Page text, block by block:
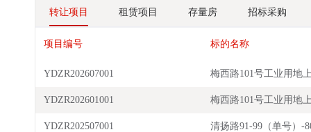
关于水岸佳苑D区16-1103房产的转让公告
转让项目 租赁项目 存量房 招标采购
项目编号 标的名称
YDZR202607001 梅西路101号工业用地
YDZR202601001 梅西路101号工业用地
YDZR202507001 清扬路91-99（单号）-